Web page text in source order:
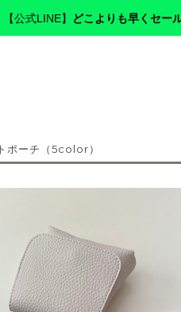
【公式LINE】 どこよりも早くセー
ポーチ（5color）